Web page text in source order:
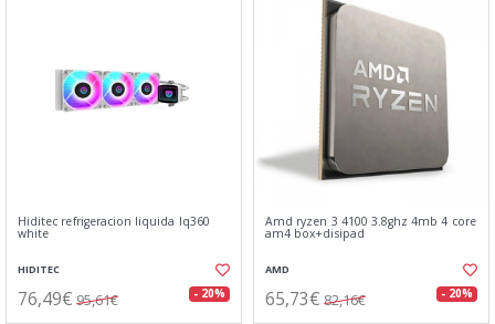
Hiditec refrigeracion liquida lq360
white
HIDITEC
76,49€ 95,61€ - 20%
Amd ryzen 3 4100 3.8ghz 4mb 4 core
am4 box+disipad
AMD
65,73€ 82,16€ - 20%